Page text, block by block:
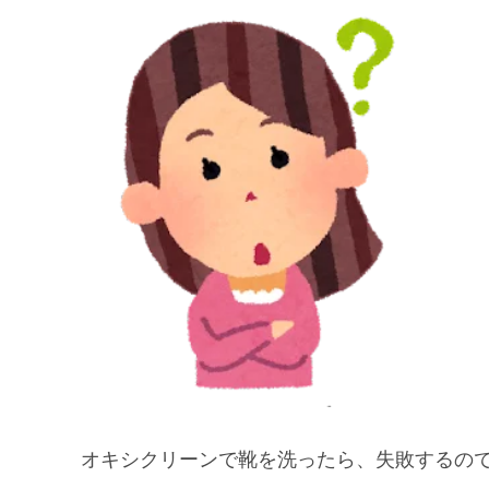
オキシクリーンで靴を洗ったら、失敗するの